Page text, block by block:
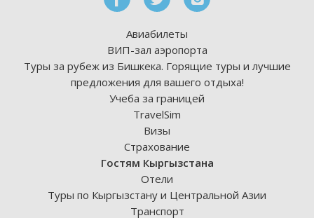
Авиабилеты
ВИП-зал аэропорта
Туры за рубеж из Бишкека. Горящие туры и лучшие
предложения для вашего отдыха!
Учеба за границей
TravelSim
Визы
Страхование
Гостям Кыргызстана
Отели
Туры по Кыргызстану и Центральной Азии
Транспорт